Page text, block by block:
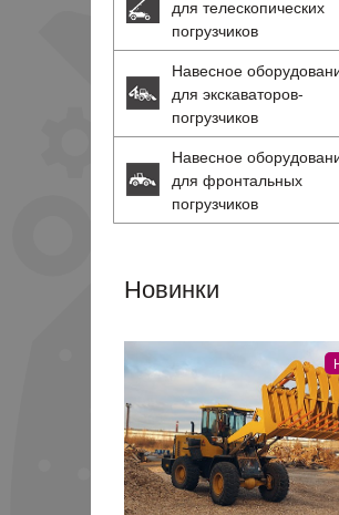
для телескопических
погрузчиков
Навесное
для экскаваторов-
погрузчиков
Навесное
для фронтальных
погрузчиков
Новинки